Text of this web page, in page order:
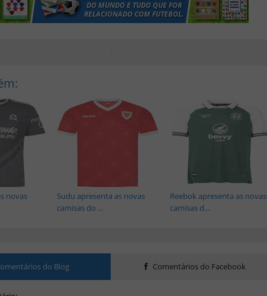
Reebok apresenta as novas
camisas d...
Sudu apresenta as novas
camisas do ...
novas
do Blog Comentários do Facebook